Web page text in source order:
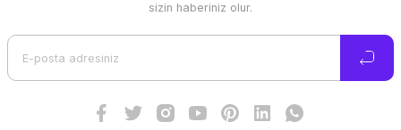
sizin haberiniz olur.